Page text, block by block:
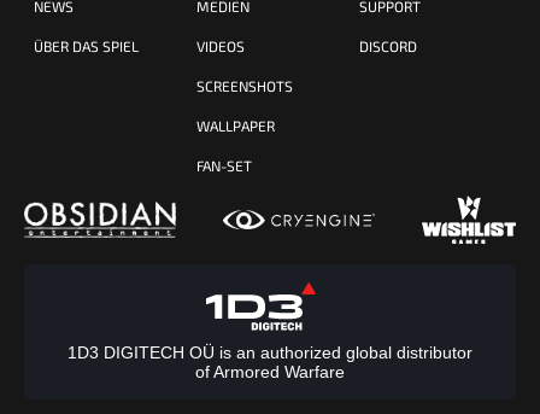
NEWS
ÜBER DAS SPIEL
MEDIEN
VIDEOS
SCREENSHOTS
WALLPAPER
FAN-SET
SUPPORT
DISCORD
1D3 DIGITECH OÜ is an authorized global distributor
of Armored Warfare